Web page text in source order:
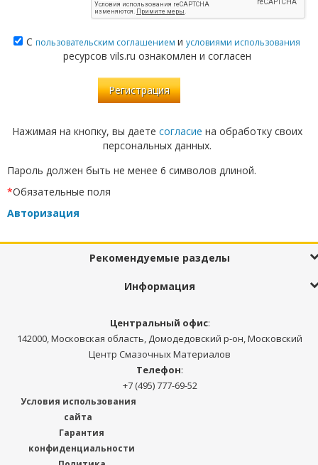
С пользовательским соглашением и условиями использования
ресурсов vils.ru ознакомлен и согласен
Нажимая на кнопку, вы даете согласие на обработку своих
персональных данных.
Пароль должен быть не менее 6 символов длиной.
*Обязательные поля
Авторизация
Рекомендуемые разделы
Информация
Центральный офис:
142000, Московская область, Домодедовский р-он, Московский
Центр Смазочных Материалов
Телефон:
+7 (495) 777-69-52
Условия использования
сайта
Гарантия
конфиденциальности